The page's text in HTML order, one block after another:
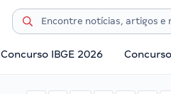
Concurso IBGE 2026